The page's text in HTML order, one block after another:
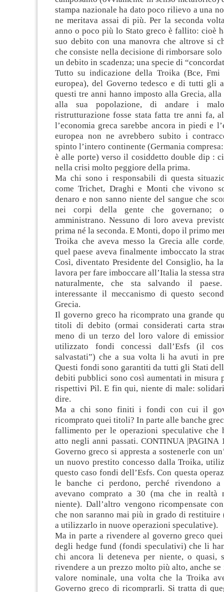
stampa nazionale ha dato poco rilievo a una
ne meritava assai di più. Per la seconda
anno o poco più lo Stato greco è fallito: cioè
suo debito con una manovra che altrove si
che consiste nella decisione di rimborsare
un debito in scadenza; una specie di
Tutto su indicazione della Troika (Bce, Fmi
europea), del Governo tedesco e di tutti gli
questi tre anni hanno imposto alla Grecia, alla
alla sua popolazione, di andare i
ristrutturazione fosse stata fatta tre anni fa,
l’economia greca sarebbe ancora in piedi e
europea non ne avrebbero subito i
spinto l’intero continente (Germania
è alle porte) verso il cosiddetto double dip :
nella crisi molto peggiore della prima.
Ma chi sono i responsabili di questa
come Trichet, Draghi e Monti che vivono
denaro e non sanno niente del sangue che
nei corpi della gente che governano;
amministrano. Nessuno di loro aveva
prima né la seconda. E Monti, dopo il primo
Troika che aveva messo la Grecia alle
quel paese aveva finalmente imboccato la
Così, diventato Presidente del Consiglio, ha
lavora per fare imboccare all’Italia la stessa
naturalmente, che sta salvando il
interessante il meccanismo di questo
Grecia.
Il governo greco ha ricomprato una grande
titoli di debito (ormai considerati carta
meno di un terzo del loro valore di
utilizzato fondi concessi dall’Esfs (il
salvastati”) che a sua volta li ha avuti in
Questi fondi sono garantiti da tutti gli Stati
debiti pubblici sono così aumentati in misura
rispettivi Pil. E fin qui, niente di male:
dire.
Ma a chi sono finiti i fondi con cui il
ricomprato quei titoli? In parte alle banche
fallimento per le operazioni speculative che
atto negli anni passati. CONTINUA |PAGINA
Governo greco si appresta a sostenerle con
un nuovo prestito concesso dalla Troika,
questo caso fondi dell’Esfs. Con questa
le banche ci perdono, perché rivendono
avevano comprato a 30 (ma che in realtà
niente). Dall’altro vengono ricompensate
che non saranno mai più in grado di restituire
a utilizzarlo in nuove operazioni speculative).
Ma in parte a rivendere al governo greco
degli hedge fund (fondi speculativi) che li
chi ancora li deteneva per niente, o quasi,
rivendere a un prezzo molto più alto, anche
valore nominale, una volta che la Troika
Governo greco di ricomprarli. Si tratta di